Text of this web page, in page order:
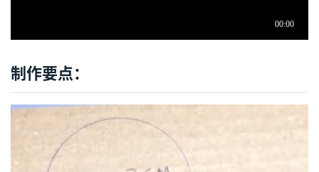
制作要点：